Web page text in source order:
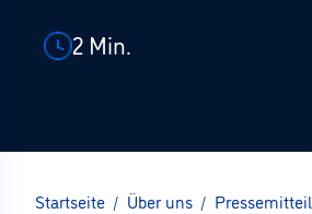
2 Min.
Startseite / Über uns /